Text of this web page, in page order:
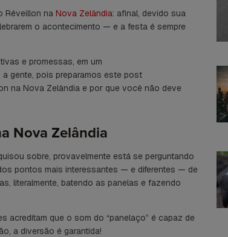
Réveillon na Nova Zelândia: afinal, devido sua
o acontecimento — e a festa é sempre
e promessas, em um
gente, pois preparamos este post
na Nova Zelândia e por que você não deve
Nova Zelândia
sobre, provavelmente está se perguntando
pontos mais interessantes — e diferentes — de
literalmente, batendo as panelas e fazendo
acreditam que o som do “panelaço” é capaz de
a diversão é garantida!